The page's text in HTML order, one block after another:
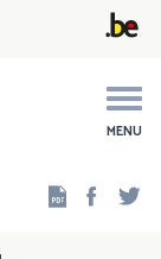
MENU